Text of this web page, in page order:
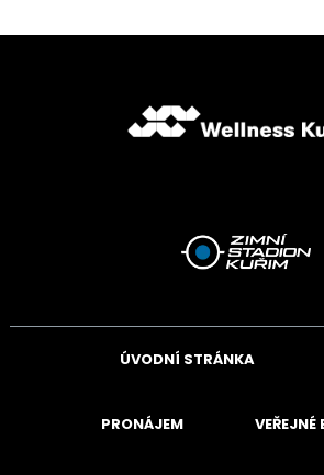
ÚVODNÍ STRÁNKA
PRONÁJEM VEŘEJNÉ